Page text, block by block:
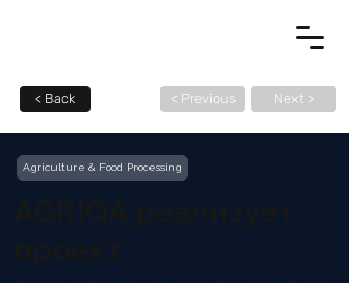
< Back < Previous Next >
Agriculture & Food Processing